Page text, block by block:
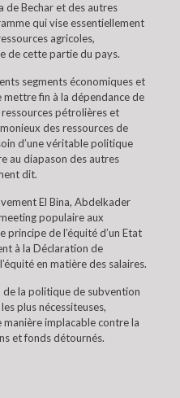
de Bechar et des autres
qui vise essentiellement
agricoles,
de cette partie du pays.
segments économiques et
fin à la dépendance de
pétrolières et
des ressources de
d’une véritable politique
au diapason des autres
dit.
El Bina, Abdelkader
populaire aux
principe de l’équité d’un Etat
à la Déclaration de
en matière des salaires.
de la politique de subvention
plus nécessiteuses,
implacable contre la
et fonds détournés.